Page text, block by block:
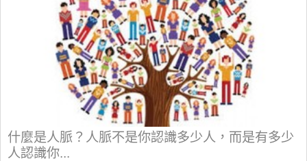
什麼是人脈？人脈不是你認識多少人，而是有多少
人認識你...